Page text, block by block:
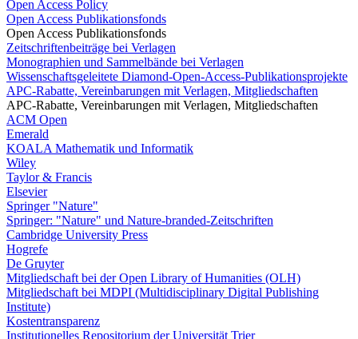
Open Access Policy
Open Access Publikationsfonds
Open Access Publikationsfonds
Zeitschriftenbeiträge bei Verlagen
Monographien und Sammelbände bei Verlagen
Wissenschaftsgeleitete Diamond-Open-Access-Publikationsprojekte
APC-Rabatte, Vereinbarungen mit Verlagen, Mitgliedschaften
APC-Rabatte, Vereinbarungen mit Verlagen, Mitgliedschaften
ACM Open
Emerald
KOALA Mathematik und Informatik
Wiley
Taylor & Francis
Elsevier
Springer "Nature"
Springer: "Nature" und Nature-branded-Zeitschriften
Cambridge University Press
Hogrefe
De Gruyter
Mitgliedschaft bei der Open Library of Humanities (OLH)
Mitgliedschaft bei MDPI (Multidisciplinary Digital Publishing
Institute)
Kostentransparenz
Institutionelles Repositorium der Universität Trier